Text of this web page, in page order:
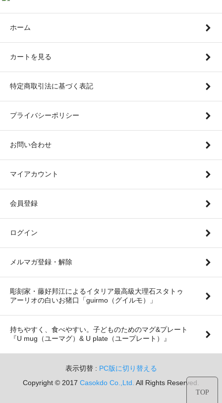
ホーム
カートを見る
特定商取引法に基づく表記
プライバシーポリシー
お問い合わせ
マイアカウント
会員登録
ログイン
メルマガ登録・解除
彫刻家・藤好邦江によるイタリア最高級大理石スタトゥ
アーリオの白いお猪口「guirmo（グイルモ）」
持ちやすく、食べやすい。子どものためのマグ&プレート
『U mug（ユーマグ）& U plate（ユープレート）』
表示切替 : PC版に切り替える
Copyright © 2017 Casokdo Co.,Ltd. All Rights Reserved.
TOP